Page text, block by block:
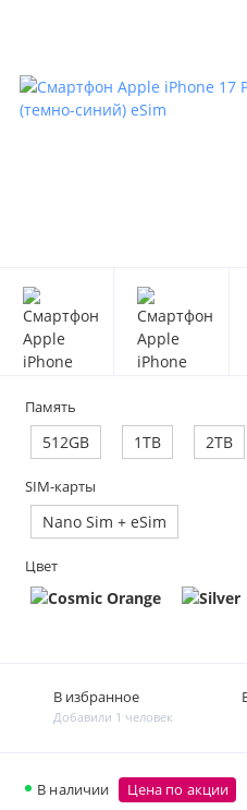
Память
512GB 1TB 2TB
SIM-карты
Nano Sim + eSim
Цвет
В наличии Цена по акции
В избранное
Добавили 1 человек